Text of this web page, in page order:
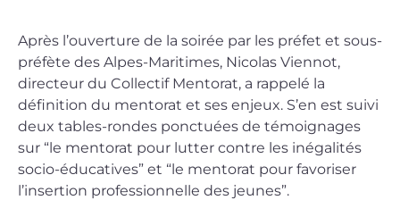
Après l’ouverture de la soirée par les préfet et sous-
préfète des Alpes-Maritimes, Nicolas Viennot,
directeur du Collectif Mentorat, a rappelé la
définition du mentorat et ses enjeux. S’en est suivi
deux tables-rondes ponctuées de témoignages
sur “le mentorat pour lutter contre les inégalités
socio-éducatives” et “le mentorat pour favoriser
l’insertion professionnelle des jeunes”.